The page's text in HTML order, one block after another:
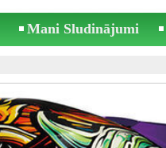
Mani Sludinājumi